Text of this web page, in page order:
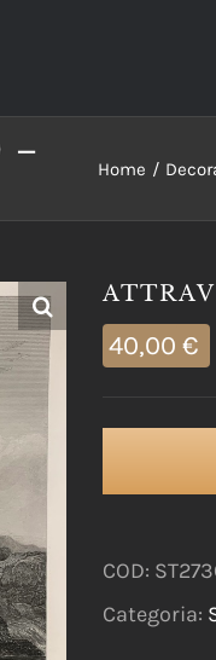
–
Home
40,00 €
COD:
Categoria: